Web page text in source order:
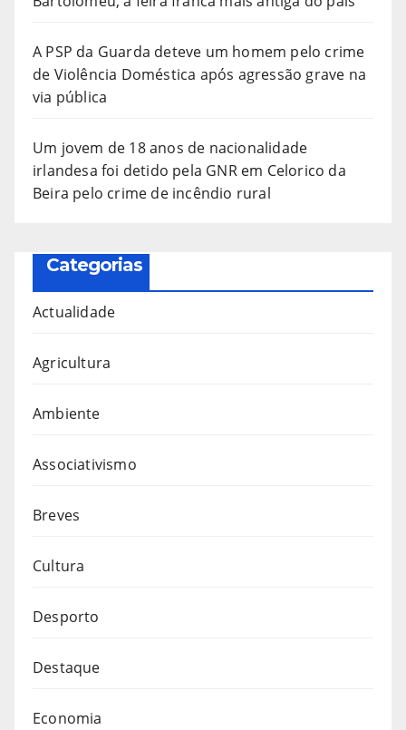
A PSP da Guarda deteve um homem pelo crime
de Violência Doméstica após agressão grave na
via pública
Um jovem de 18 anos de nacionalidade
irlandesa foi detido pela GNR em Celorico da
Beira pelo crime de incêndio rural
Categorias
Actualidade
Agricultura
Ambiente
Associativismo
Breves
Cultura
Desporto
Destaque
Economia